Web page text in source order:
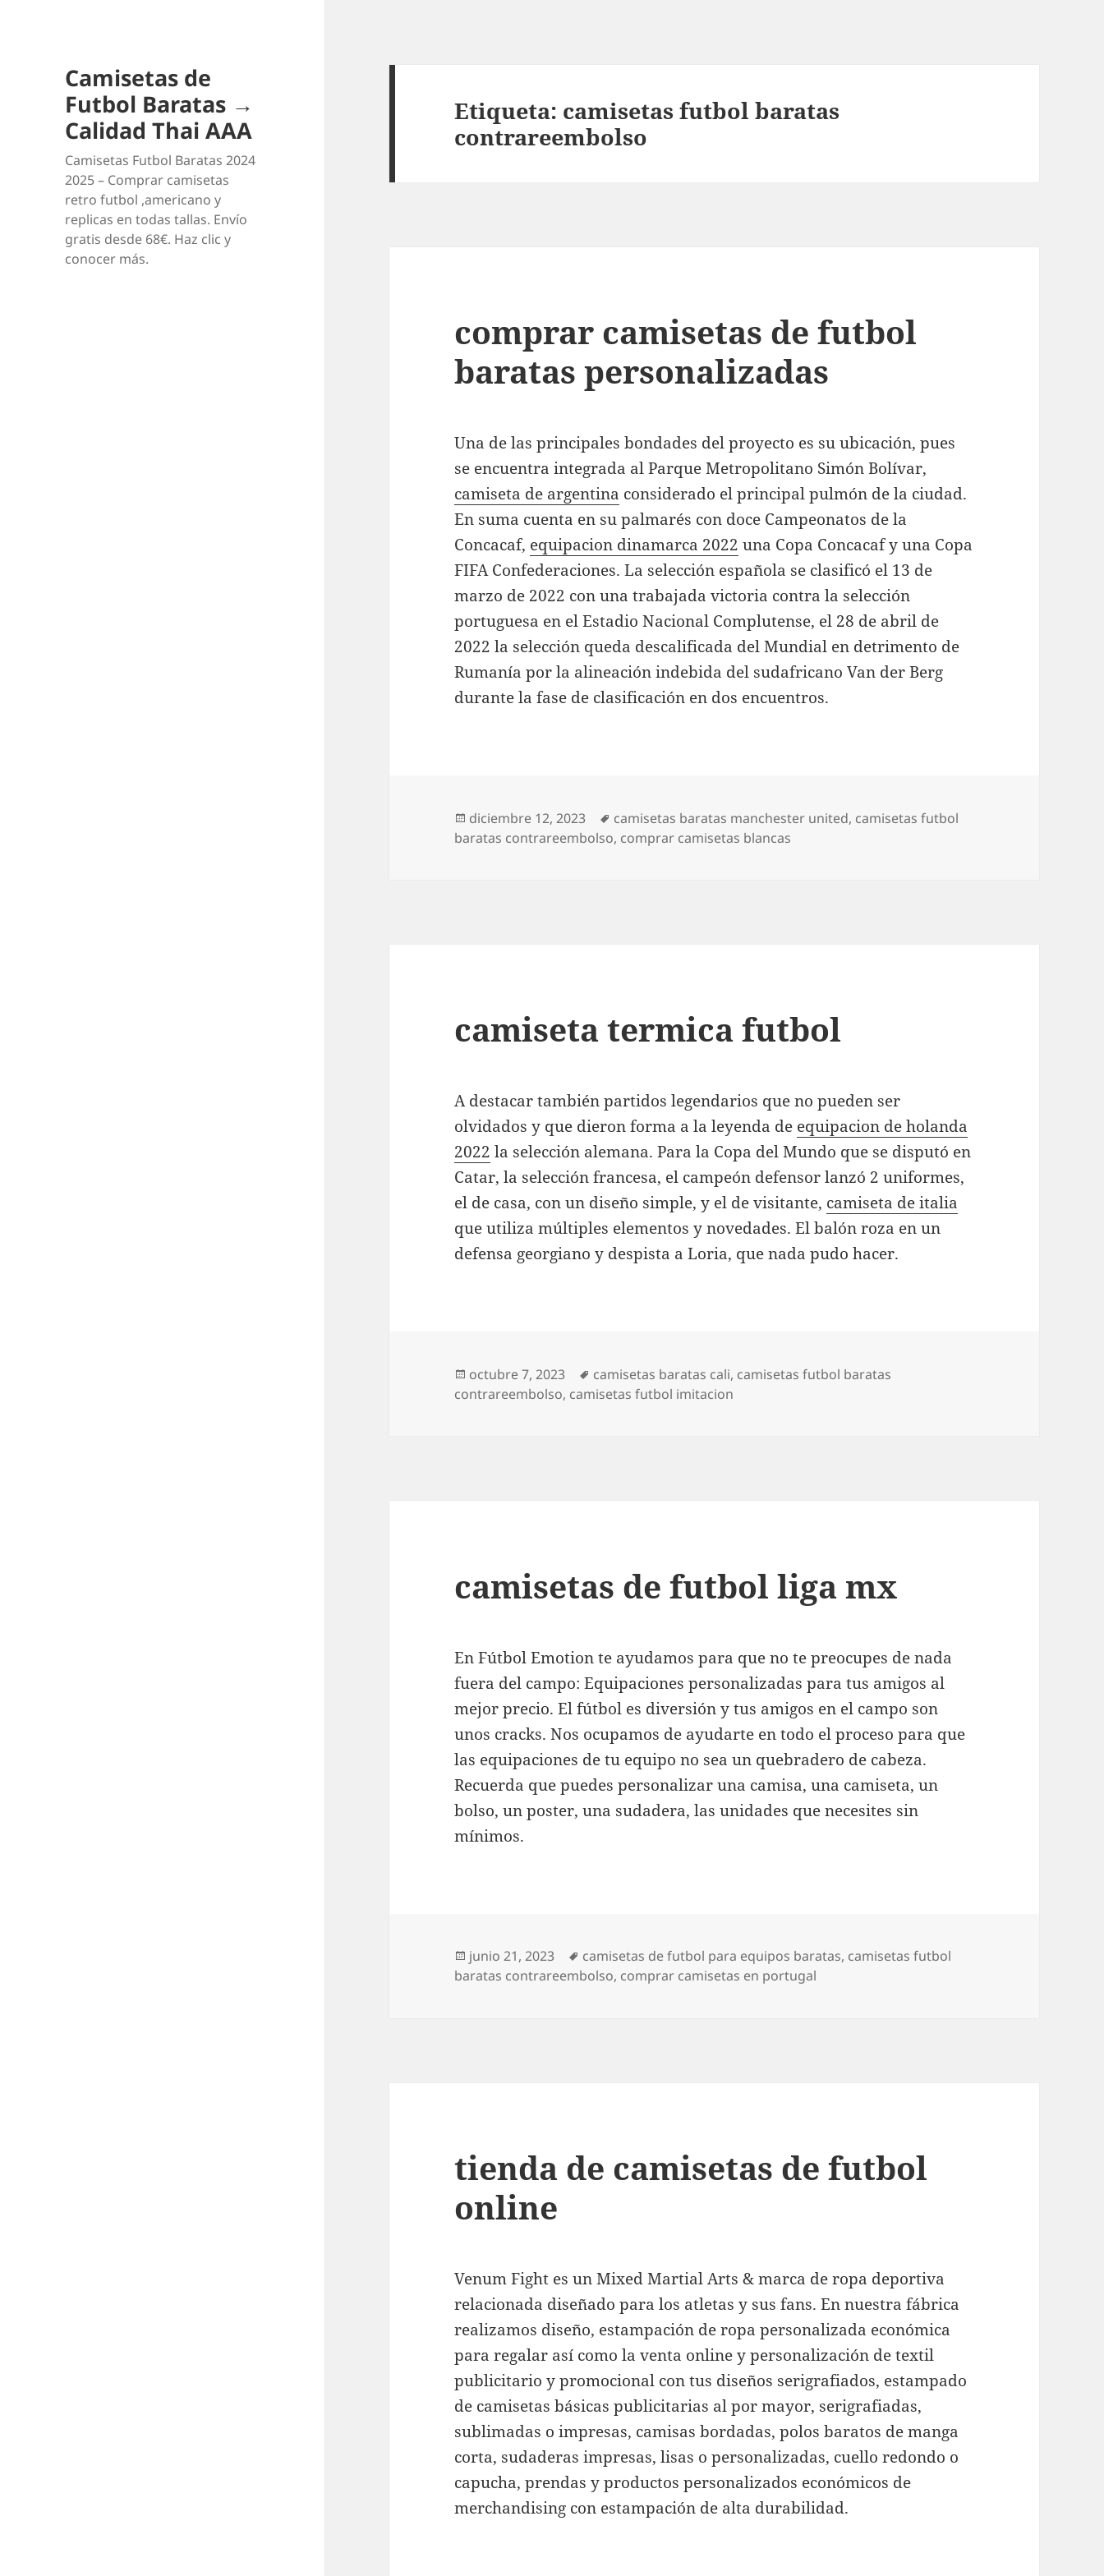
Camisetas de
Futbol Baratas →
Calidad Thai AAA
Camisetas Futbol Baratas 2024
2025 – Comprar camisetas
retro futbol ,americano y
replicas en todas tallas. Envío
gratis desde 68€. Haz clic y
conocer más.
Etiqueta: camisetas futbol baratas
contrareembolso
comprar camisetas de futbol
baratas personalizadas
Una de las principales bondades del proyecto es su ubicación, pues
se encuentra integrada al Parque Metropolitano Simón Bolívar,
camiseta de argentina considerado el principal pulmón de la ciudad.
En suma cuenta en su palmarés con doce Campeonatos de la
Concacaf, equipacion dinamarca 2022 una Copa Concacaf y una Copa
FIFA Confederaciones. La selección española se clasificó el 13 de
marzo de 2022 con una trabajada victoria contra la selección
portuguesa en el Estadio Nacional Complutense, el 28 de abril de
2022 la selección queda descalificada del Mundial en detrimento de
Rumanía por la alineación indebida del sudafricano Van der Berg
durante la fase de clasificación en dos encuentros.
Publicado
el
diciembre 12, 2023 Etiquetas
camisetas baratas manchester united, camisetas futbol
baratas contrareembolso, comprar camisetas blancas
camiseta termica futbol
A destacar también partidos legendarios que no pueden ser
olvidados y que dieron forma a la leyenda de equipacion de holanda
2022 la selección alemana. Para la Copa del Mundo que se disputó en
Catar, la selección francesa, el campeón defensor lanzó 2 uniformes,
el de casa, con un diseño simple, y el de visitante, camiseta de italia
que utiliza múltiples elementos y novedades. El balón roza en un
defensa georgiano y despista a Loria, que nada pudo hacer.
Publicado
el
octubre 7, 2023 Etiquetas
camisetas baratas cali, camisetas futbol baratas
contrareembolso, camisetas futbol imitacion
camisetas de futbol liga mx
En Fútbol Emotion te ayudamos para que no te preocupes de nada
fuera del campo: Equipaciones personalizadas para tus amigos al
mejor precio. El fútbol es diversión y tus amigos en el campo son
unos cracks. Nos ocupamos de ayudarte en todo el proceso para que
las equipaciones de tu equipo no sea un quebradero de cabeza.
Recuerda que puedes personalizar una camisa, una camiseta, un
bolso, un poster, una sudadera, las unidades que necesites sin
mínimos.
Publicado
el
junio 21, 2023 Etiquetas
camisetas de futbol para equipos baratas, camisetas futbol
baratas contrareembolso, comprar camisetas en portugal
tienda de camisetas de futbol
online
Venum Fight es un Mixed Martial Arts & marca de ropa deportiva
relacionada diseñado para los atletas y sus fans. En nuestra fábrica
realizamos diseño, estampación de ropa personalizada económica
para regalar así como la venta online y personalización de textil
publicitario y promocional con tus diseños serigrafiados, estampado
de camisetas básicas publicitarias al por mayor, serigrafiadas,
sublimadas o impresas, camisas bordadas, polos baratos de manga
corta, sudaderas impresas, lisas o personalizadas, cuello redondo o
capucha, prendas y productos personalizados económicos de
merchandising con estampación de alta durabilidad.